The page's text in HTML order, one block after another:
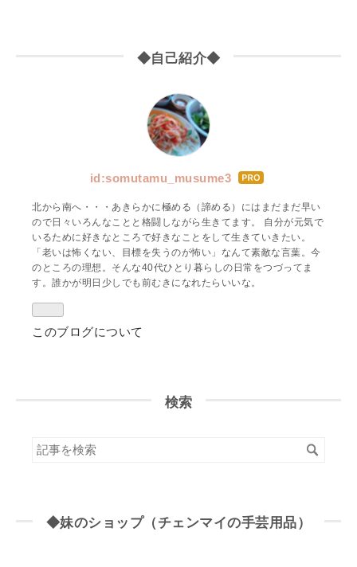
◆自己紹介◆
id:somutamu_musume3 はて
ログ
Pro
北から南へ・・・あきらかに極める（諦める）にはまだまだ早い
ので日々いろんなことと格闘しながら生きてます。 自分が元気で
いるために好きなところで好きなことをして生きていきたい。
「老いは怖くない、目標を失うのが怖い」なんて素敵な言葉。今
のところの理想。そんな40代ひとり暮らしの日常をつづってま
す。誰かが明日少しでも前むきになれたらいいな。
このブログについて
検索
◆妹のショップ（チェンマイの手芸用品）